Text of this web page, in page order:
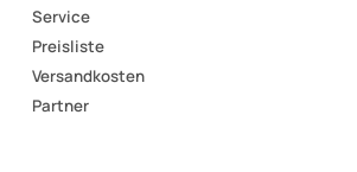
Service
Preisliste
Versandkosten
Partner